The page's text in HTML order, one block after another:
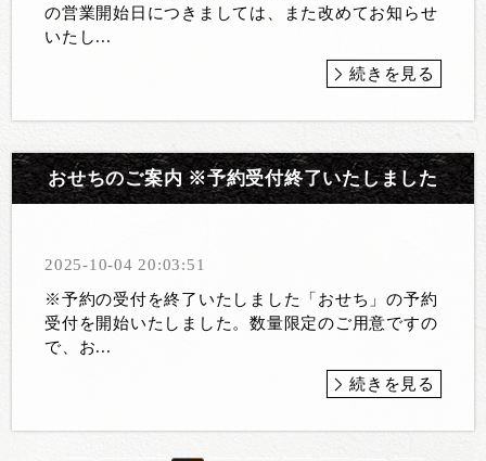
の営業開始日につきましては、また改めてお知らせ
いたし...
続きを見る
おせちのご案内 ※予約受付終了いたしました
2025-10-04 20:03:51
※予約の受付を終了いたしました「おせち」の予約
受付を開始いたしました。数量限定のご用意ですの
で、お...
続きを見る